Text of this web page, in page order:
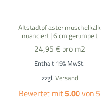
Altstadtpflaster muschelkalk
nuanciert | 6 cm gerumpelt
24,95 € pro m2
Enthält 19% MwSt.
zzgl. Versand
Bewertet mit 5.00von 5